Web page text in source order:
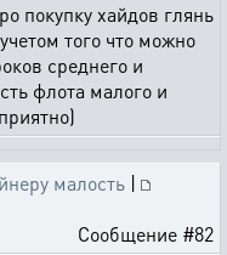
покупку хайдов глянь
того что можно
среднего и
флота малого и
малость |
Сообщение #82